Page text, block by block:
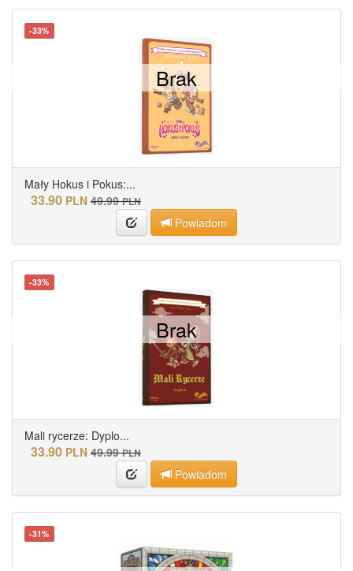
-33%
Mały Hokus i Pokus:...
33.90 PLN 49.99 PLN
Powiadom
Brak
-33%
Mali rycerze: Dyplo...
33.90 PLN 49.99 PLN
Powiadom
Brak
-31%